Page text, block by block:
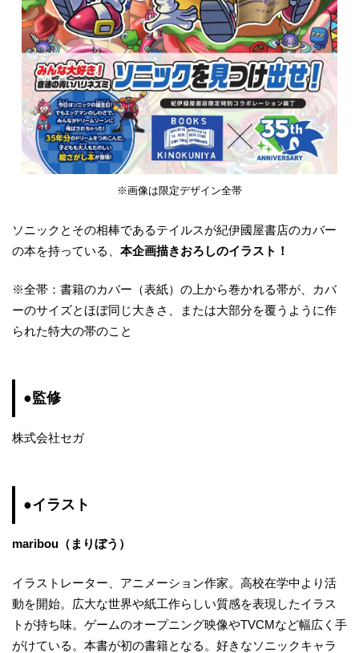
※画像は限定デザイン全帯
ソニックとその相棒であるテイルスが紀伊國屋書店のカバー
の本を持っている、 本企画描きおろしのイラスト！
※全帯：書籍のカバー（表紙）の上から巻かれる帯が、カバ
ーのサイズとほぼ同じ大きさ、または大部分を覆うように作
られた特大の帯のこと
●監修
株式会社セガ
●イラスト
maribou（まりぼう）
イラストレーター、アニメーション作家。高校在学中より活
動を開始。広大な世界や紙工作らしい質感を表現したイラス
トが持ち味。ゲームのオープニング映像やTVCMなど幅広く手
がけている。本書が初の書籍となる。好きなソニックキャラ